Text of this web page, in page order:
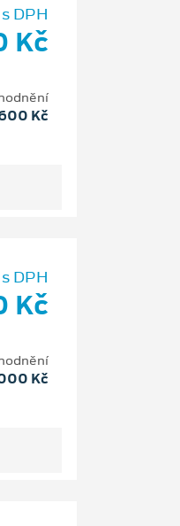
DPH
Kč
Kč
DPH
Kč
Kč